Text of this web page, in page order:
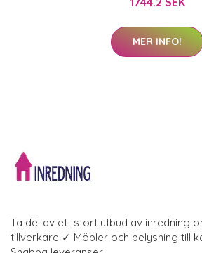
MER INFO!
Ta del av ett stort utbud av inredning
tillverkare ✓ Möbler och belysning till